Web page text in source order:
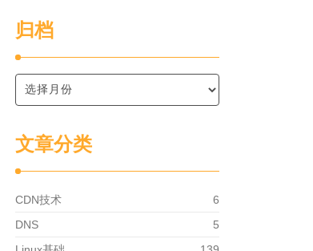
x86_64.zip
归档
文章分类
CDN技术
6
DNS
5